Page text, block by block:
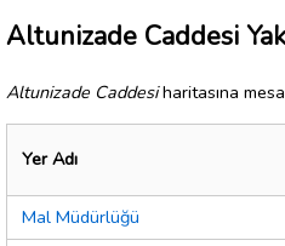
Altunizade Caddesi
Altunizade Caddesiharitasına
Yer Adı
Mal Müdürlüğü